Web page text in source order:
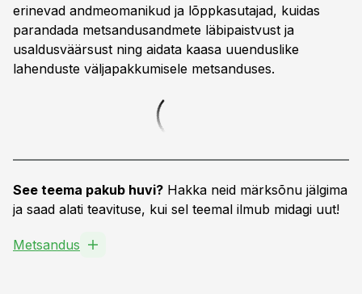
erinevad andmeomanikud ja lõppkasutajad, kuidas
parandada metsandusandmete läbipaistvust ja
usaldusväärsust ning aidata kaasa uuenduslike
lahenduste väljapakkumisele metsanduses.
See teema pakub huvi? Hakka neid märksõnu jälgima
ja saad alati teavituse, kui sel teemal ilmub midagi uut!
Metsandus